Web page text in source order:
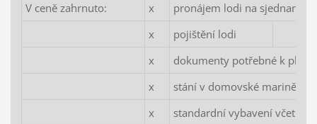
V ceně zahrnuto: x
pronájem lodi na sjednanou
x
pojištění lodi
x
dokumenty potřebné k
x
stání v domovské marině
x
standardní vybavení včetně